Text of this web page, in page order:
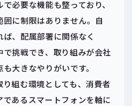
必要な機能も整っており、
に制限はありません。自
、配属部署に関係なく
挑戦でき、取り組みが会社
大きなやりがいです。
組む環境としても、消費者
であるスマートフォンを軸に